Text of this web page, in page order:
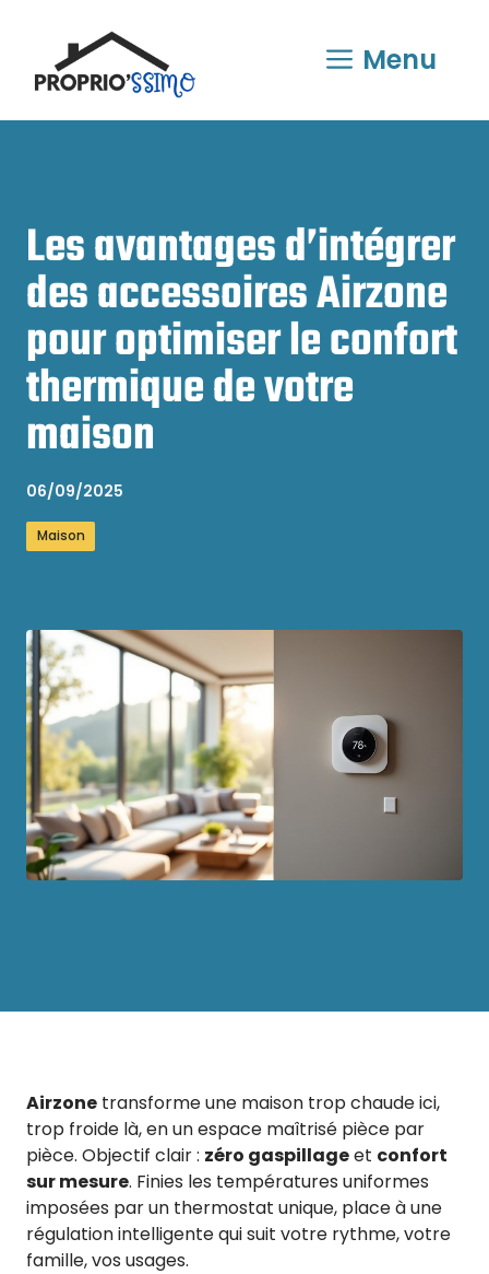
contenu
Menu
Les avantages d’intégrer
des accessoires Airzone
pour optimiser le confort
thermique de votre
maison
06/09/2025
Maison
Airzone transforme une maison trop chaude ici,
trop froide là, en un espace maîtrisé pièce par
pièce. Objectif clair : zéro gaspillageet confort
sur mesure. Finies les températures uniformes
imposées par un thermostat unique, place à une
régulation intelligente qui suit votre rythme, votre
famille, vos usages.